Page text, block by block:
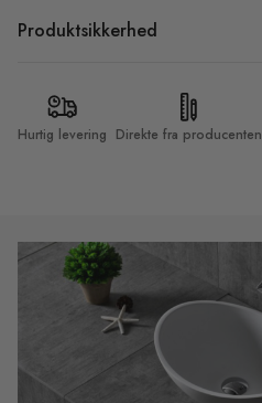
Produktsikkerhed
Hurtig levering Direkte fra producenten